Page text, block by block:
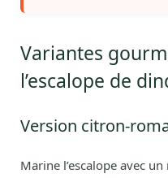
Variantes
l’escalope de
Version citron-
Marine l’escalope avec